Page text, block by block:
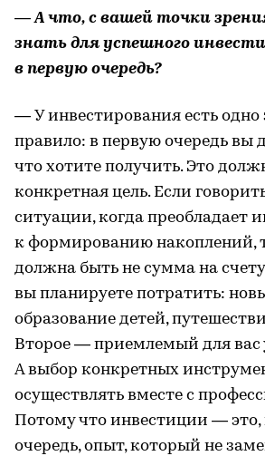
— А что, с вашей точки
знать для успешного
в первую очередь?
— У инвестирования есть одно
правило: в первую очередь вы
что хотите получить. Это
конкретная цель. Если
ситуации, когда преобладает
к формированию накоплений,
должна быть не сумма на
вы планируете потратить:
образование детей,
Второе — приемлемый для вас
А выбор конкретных
осуществлять вместе с
Потому что инвестиции — это,
очередь, опыт, который не